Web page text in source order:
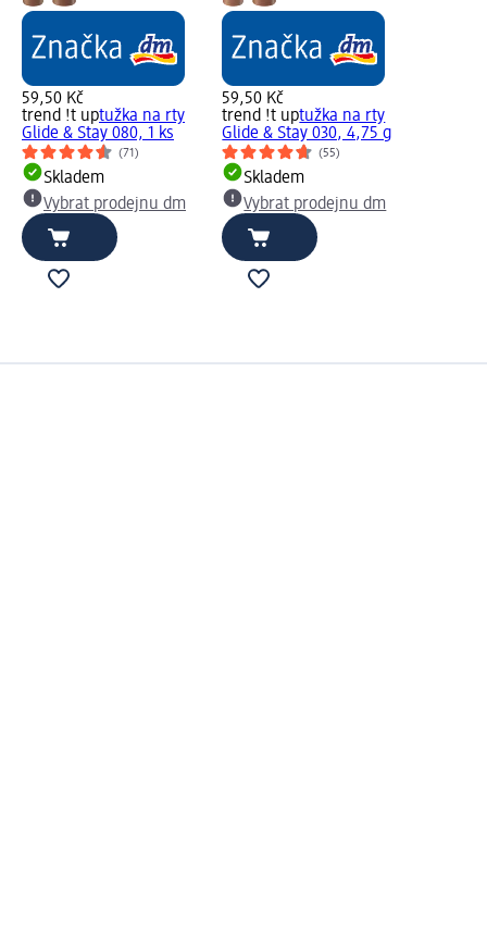
59,50 Kč
trend !t uptužka na rty
Glide & Stay 080, 1 ks
(71)
Skladem
Vybrat prodejnu dm
59,50 Kč
trend !t uptužka na rty
Glide & Stay 030, 4,75 g
(55)
Skladem
Vybrat prodejnu dm